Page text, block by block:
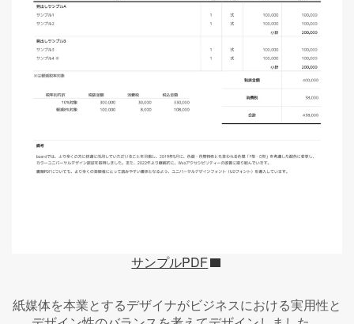
サンプルPDF
紙媒体を本業とするデザイナがビジネスにおける実用性と